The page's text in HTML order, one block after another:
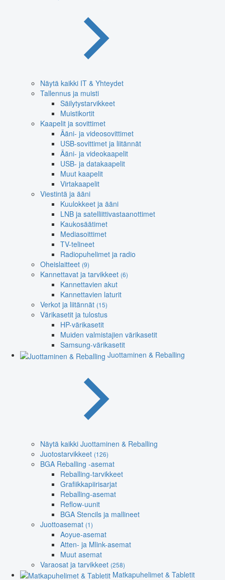
Näytä kaikki IT & Yhteydet
Tallennus ja muisti
Säilytystarvikkeet
Muistikortit
Kaapelit ja sovittimet
Ääni- ja videosovittimet
USB-sovittimet ja liitännät
Ääni- ja videokaapelit
USB- ja datakaapelit
Muut kaapelit
Virtakaapelit
Viestintä ja ääni
Kuulokkeet ja ääni
LNB ja satelliittivastaanottimet
Kaukosäätimet
Mediasoittimet
TV-telineet
Radiopuhelimet ja radio
Oheislaitteet (9)
Kannettavat ja tarvikkeet (6)
Kannettavien akut
Kannettavien laturit
Verkot ja liitännät (15)
Värikasetit ja tulostus
HP-värikasetit
Muiden valmistajien värikasetit
Samsung-värikasetit
Juottaminen & Reballing
Näytä kaikki Juottaminen & Reballing
Juotostarvikkeet (126)
BGA Reballing -asemat
Reballing-tarvikkeet
Grafiikkapiirisarjat
Reballing-asemat
Reflow-uunit
BGA Stencils ja mallineet
Juottoasemat (1)
Aoyue-asemat
Atten- ja Mlink-asemat
Muut asemat
Varaosat ja tarvikkeet (258)
Matkapuhelimet & Tabletit